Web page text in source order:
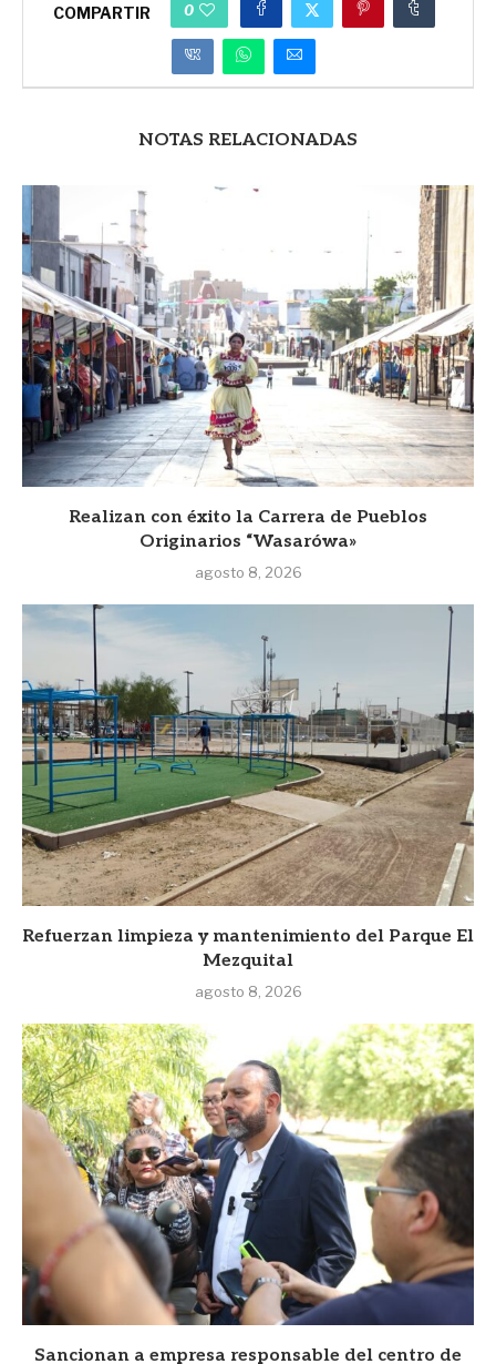
COMPARTIR 0
NOTAS RELACIONADAS
Realizan con éxito la Carrera de Pueblos
Originarios “Wasarówa»
agosto 8, 2026
Refuerzan limpieza y mantenimiento del Parque El
Mezquital
agosto 8, 2026
Sancionan a empresa responsable del centro de